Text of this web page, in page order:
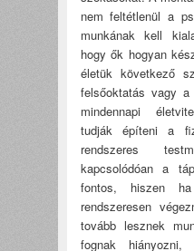
nem feltétlenül a
munkának kell
hogy ők hogyan
életük következő
felsőoktatás vagy
mindennapi
tudják építeni a
rendszeres
kapcsolódóan a
fontos, hiszen ha
rendszeresen
tovább lesznek
fognak